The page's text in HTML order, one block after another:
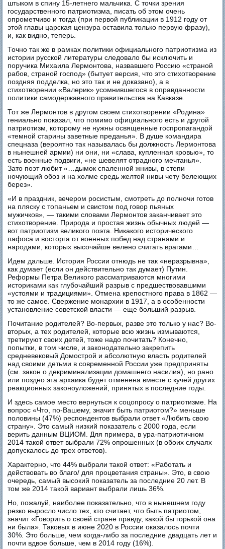
штыком в спину 15-летнего мальчика. С точки зрения
государственного патриотизма, писать об этом очень
опрометчиво и тогда (при первой публикации в 1912 году от
этой главы царская цензура оставила только первую фразу),
и, как видно, теперь.
Точно так же в рамках политики официального патриотизма из
истории русской литературы следовало бы исключить и
поручика Михаила Лермонтова, назвавшего Россию «страной
рабов, страной господ» (бытует версия, что это стихотворение
поздняя подделка, но это так и не доказано), а в
стихотворении «Валерик» усомнившегося в оправданности
политики самодержавного правительства на Кавказе.
Тот же Лермонтов в другом своем стихотворении «Родина»
гениально показал, что помимо официального есть и другой
патриотизм, которому не нужны освященные госпропагандой
«темной старины заветные преданья». В душе командира
спецназа (вероятно так называлась бы должность Лермонтова
в нынешней армии) ни они, ни «слава, купленная кровью», то
есть военные подвиги, «не шевелят отрадного мечтанья».
Зато поэт любит «…дымок спаленной жнивы, в степи
ночующий обоз и на холме средь желтой нивы чету белеющих
берез».
«И в праздник, вечером росистым, смотреть до полночи готов
на пляску с топаньем и свистом под говор пьяных
мужичков», — такими словами Лермонтов заканчивает это
стихотворение. Природа и простая жизнь обычных людей —
вот патриотизм великого поэта. Никакого исторического
пафоса и восторга от военных побед над странами и
народами, которых высочайше велено считать врагами…
Идем дальше. История России отнюдь не так «неразрывна»,
как думает (если он действительно так думает) Путин.
Реформы Петра Великого рассматриваются многими
историками как глубочайший разрыв с предшествовавшими
«устоями и традициями». Отмена крепостного права в 1862 —
то же самое. Свержение монархии в 1917, а в особенности
установление советской власти — еще больший разрыв.
Почитание родителей? Во-первых, разве это только у нас? Во-
вторых, а тех родителей, которые всю жизнь измываются,
третируют своих детей, тоже надо почитать? Конечно,
попытки, в том числе, и законодательно закрепить
средневековый Домострой и абсолютную власть родителей
над своими детьми в современной России уже предприняты
(см. закон о декриминализации домашнего насилия), но рано
или поздно эта архаика будет отменена вместе с кучей других
реакционных законоуложений, принятых в последние годы.
И здесь самое место вернуться к соцопросу о патриотизме. На
вопрос «Что, по-Вашему, значит быть патриотом?» меньше
половины (47%) респондентов выбрали ответ «Любить свою
страну». Это самый низкий показатель с 2000 года, если
верить данным ВЦИОМ. Для примера, в ура-патриотичном
2014 такой ответ выбрали 72% опрошенных (в обоих случаях
допускалось до трех ответов).
Характерно, что 44% выбрали такой ответ: «Работать и
действовать во благо/ для процветания страны». Это, в свою
очередь, самый высокий показатель за последние 20 лет. В
том же 2014 такой вариант выбрали лишь 36%.
Но, пожалуй, наиболее показательно, что в нынешнем году
резко выросло число тех, кто считает, что быть патриотом,
значит «Говорить о своей стране правду, какой бы горькой она
ни была». Таковых в июне 2020 в России оказалось почти
30%. Это больше, чем когда-либо за последние двадцать лет и
почти вдвое больше, чем в 2014 году (16%).